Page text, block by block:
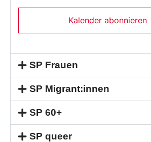
Kalender abonnieren
SP Frauen
SP Migrant:innen
SP 60+
SP queer